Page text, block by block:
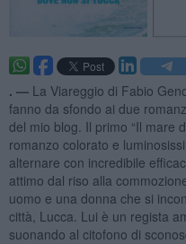
. — La Viareggio di Fabio
fanno da sfondo ai due
del mio blog. Il primo “Il mare
romanzo colorato e
alternare con incredibile
attimo dal riso alla
uomo e una donna che si
città, Lucca. Lui è un regista
suonando al citofono di